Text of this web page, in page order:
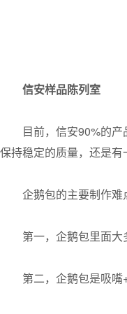
信安样品陈列室
目前，信安90%的
保持稳定的质量，还是有
企鹅包的主要制作难
第一，企鹅包里面
第二，企鹅包是吸嘴